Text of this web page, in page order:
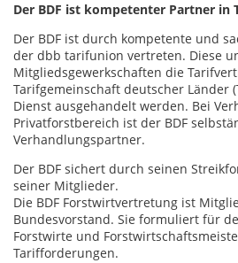
Der BDF ist kompetenter Partner in
Der BDF ist durch kompetente und
der dbb tarifunion vertreten. Diese
Mitgliedsgewerkschaften die
Tarifgemeinschaft deutscher Länder
Dienst ausgehandelt werden. Bei
Privatforstbereich ist der BDF
Verhandlungspartner.
Der BDF sichert durch seinen
seiner Mitglieder.
Die BDF Forstwirtvertretung ist
Bundesvorstand. Sie formuliert für
Forstwirte und
Tarifforderungen.